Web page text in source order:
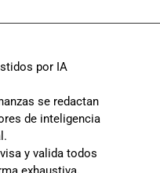
por IA
se redactan
de inteligencia
y valida todos